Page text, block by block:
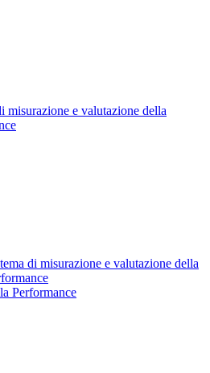
misurazione e valutazione della
di misurazione e valutazione della
Performance